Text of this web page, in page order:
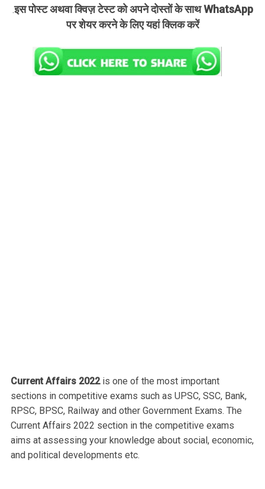
.इस पोस्ट अथवा क्विज़ टेस्ट को अपने दोस्तों के साथ WhatsApp
पर शेयर करने के लिए यहां क्लिक करें
Current Affairs 2022is one of the most important
sections in competitive exams such as UPSC, SSC, Bank,
RPSC, BPSC, Railway and other Government Exams. The
Current Affairs 2022 section in the competitive exams
aims at assessing your knowledge about social, economic,
and political developments etc.